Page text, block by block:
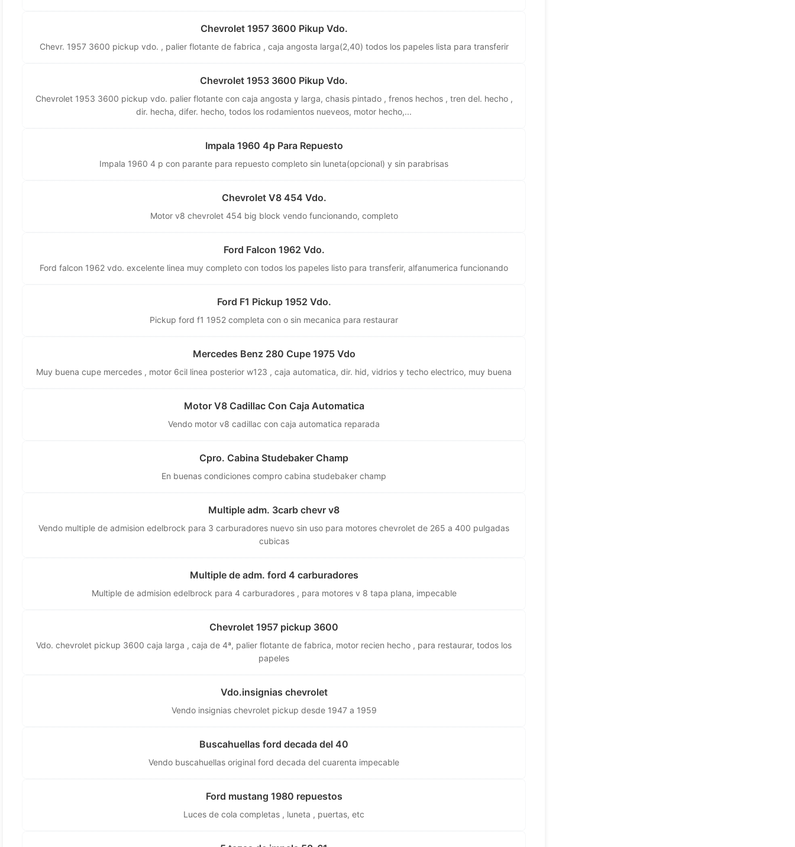
Chevrolet 1957 3600 Pikup Vdo.
Chevr. 1957 3600 pickup vdo. , palier flotante de fabrica , caja angosta larga(2,40) todos los papeles lista para transferir
Chevrolet 1953 3600 Pikup Vdo.
Chevrolet 1953 3600 pickup vdo. palier flotante con caja angosta y larga, chasis pintado , frenos hechos , tren del. hecho ,
dir. hecha, difer. hecho, todos los rodamientos nueveos, motor hecho,...
Impala 1960 4p Para Repuesto
Impala 1960 4 p con parante para repuesto completo sin luneta(opcional) y sin parabrisas
Chevrolet V8 454 Vdo.
Motor v8 chevrolet 454 big block vendo funcionando, completo
Ford Falcon 1962 Vdo.
Ford falcon 1962 vdo. excelente linea muy completo con todos los papeles listo para transferir, alfanumerica funcionando
Ford F1 Pickup 1952 Vdo.
Pickup ford f1 1952 completa con o sin mecanica para restaurar
Mercedes Benz 280 Cupe 1975 Vdo
Muy buena cupe mercedes , motor 6cil linea posterior w123 , caja automatica, dir. hid, vidrios y techo electrico, muy buena
Motor V8 Cadillac Con Caja Automatica
Vendo motor v8 cadillac con caja automatica reparada
Cpro. Cabina Studebaker Champ
En buenas condiciones compro cabina studebaker champ
Multiple adm. 3carb chevr v8
Vendo multiple de admision edelbrock para 3 carburadores nuevo sin uso para motores chevrolet de 265 a 400 pulgadas
cubicas
Multiple de adm. ford 4 carburadores
Multiple de admision edelbrock para 4 carburadores , para motores v 8 tapa plana, impecable
Chevrolet 1957 pickup 3600
Vdo. chevrolet pickup 3600 caja larga , caja de 4ª, palier flotante de fabrica, motor recien hecho , para restaurar, todos los
papeles
Vdo.insignias chevrolet
Vendo insignias chevrolet pickup desde 1947 a 1959
Buscahuellas ford decada del 40
Vendo buscahuellas original ford decada del cuarenta impecable
Ford mustang 1980 repuestos
Luces de cola completas , luneta , puertas, etc